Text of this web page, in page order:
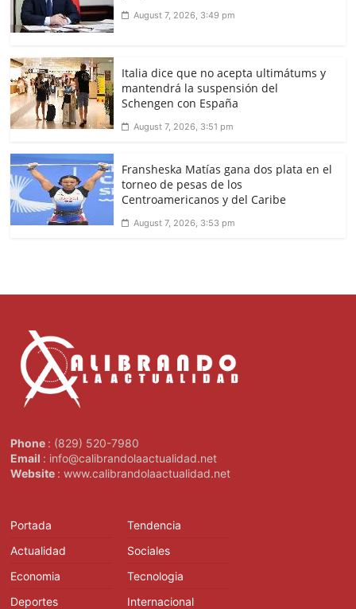
August 7, 2026, 3:49 pm
Italia dice que no acepta ultimátums y
mantendrá la suspensión del
Schengen con España
August 7, 2026, 3:51 pm
Fransheska Matías gana dos plata en el
torneo de pesas de los
Centroamericanos y del Caribe
August 7, 2026, 3:53 pm
Phone : (829) 520-7980
Email : info@calibrandolaactualidad.net
Website : www.calibrandolaactualidad.net
Portada
Actualidad
Economia
Deportes
Tendencia
Sociales
Tecnologia
Internacional